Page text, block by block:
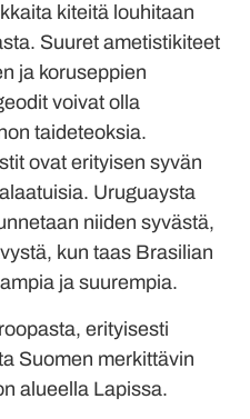
kiteitä louhitaan
Suuret ametistikiteet
ja koruseppien
voivat olla
taideteoksia.
ovat erityisen syvän
Uruguaysta
niiden syvästä,
kun taas Brasilian
ja suurempia.
erityisesti
Suomen merkittävin
alueella Lapissa.